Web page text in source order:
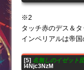
※2
タッチ赤のデス＆タ
インペリアルは帝
[5] 名無しのイゼット
I4Njc3NzM